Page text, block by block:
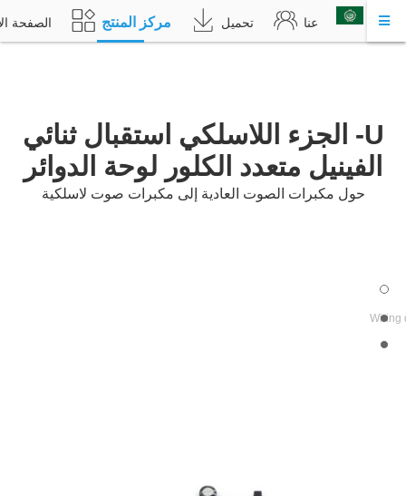
عربي عنا تحميل مركز المنتج الصفحة
U- الجزء اللاسلكي استقبال ثنائي
الفينيل متعدد الكلور لوحة الدوائر
حول مكبرات الصوت العادية إلى مكبرات صوت لاسلكية
Wiring